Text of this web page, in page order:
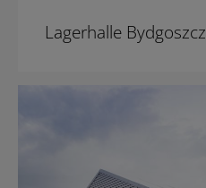
Lagerhalle Bydgoszcz